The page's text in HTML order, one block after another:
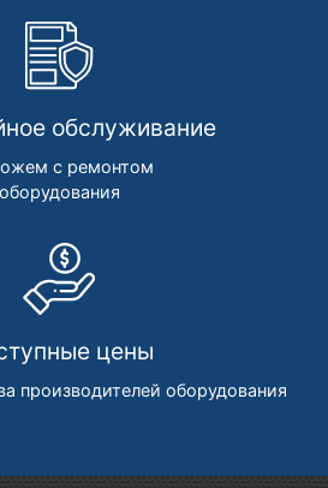
обслуживание
с ремонтом
оборудования
цены
производителей оборудования